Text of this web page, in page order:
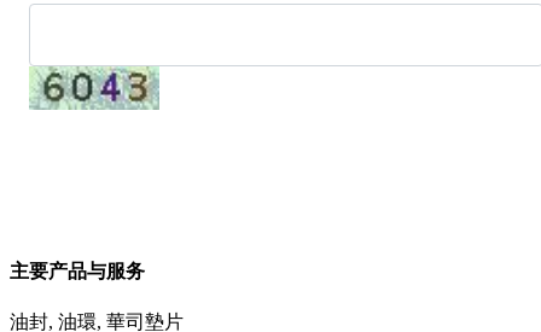
主要产品与服务
油封, 油環, 華司墊片